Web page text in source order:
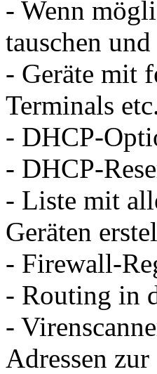
- Wenn
tauschen und
- Geräte mit
Terminals
- DHCP-
- DHCP-
- Liste mit
Geräten
- Firewall-
- Routing in
-
Adressen